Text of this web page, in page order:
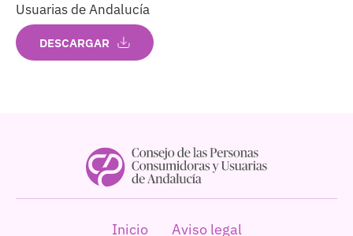
Usuarias de Andalucía
DESCARGAR
Inicio Aviso legal